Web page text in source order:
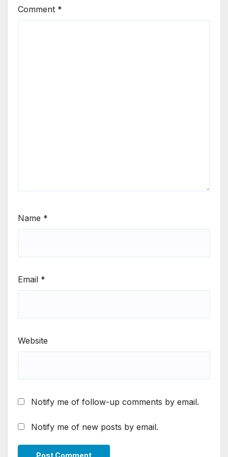
Comment *
Name *
Email *
Website
Notify me of follow-up comments by email.
Notify me of new posts by email.